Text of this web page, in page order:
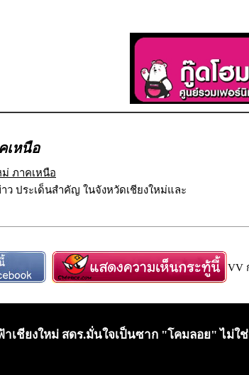
เหนือ
ม่ ภาคเหนือ
ว ประเด็นสำคัญ ในจังหวัดเชียงใหม่และ
VV
าเชียงใหม่ สดร.มั่นใจเป็นซาก "โคมลอย" ไม่ใ